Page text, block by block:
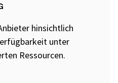
hinsichtlich
unter
Ressourcen.